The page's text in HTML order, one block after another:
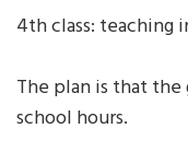
4th class: teaching
The plan is that
school hours.